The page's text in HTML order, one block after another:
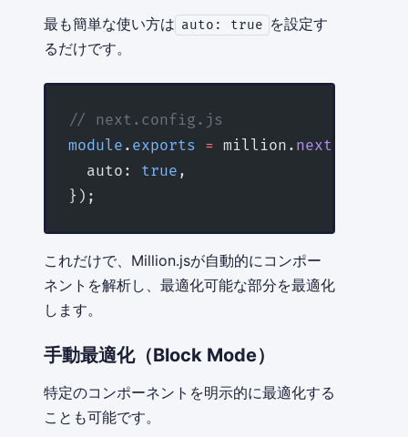
最も簡単な使い方は auto: true を設定す
るだけです。
// next.config.js
module . exports = million. next
  auto:
true ,
});
これだけで、Million.jsが自動的にコンポー
ネントを解析し、最適化可能な部分を最適化
します。
手動最適化（Block Mode）
特定のコンポーネントを明示的に最適化する
ことも可能です。